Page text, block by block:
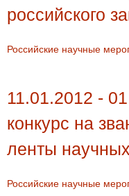
российского
Российские научные
11.01.2012 -
конкурс на
ленты
Российские научные